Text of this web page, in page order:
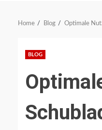
Home Blog Optimale
BLOG